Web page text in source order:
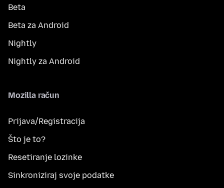
Beta
Beta za Android
Nightly
Nightly za Android
Mozilla račun
Prijava/Registracija
Što je to?
Resetiranje lozinke
Sinkroniziraj svoje podatke